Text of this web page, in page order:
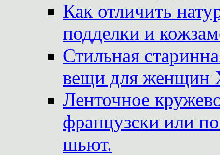
Как отличить
подделки и
Стильная
вещи для женщин
Ленточное
французски или
шьют.